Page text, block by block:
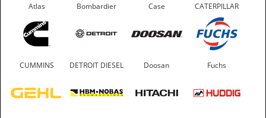
Atlas Bombardier Case CATERPILLAR
CUMMINS DETROIT DIESEL Doosan Fuchs